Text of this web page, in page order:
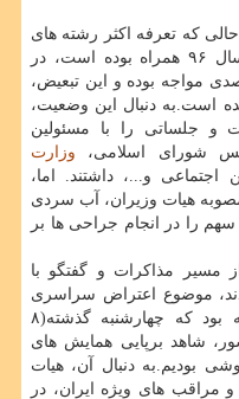
كه تعرفه اكثر رشته های
پزشكی با افزایش چند درصدی در سال ۹۶ همراه بوده است، در
بیهوشی با كاهش ۲۵ درصدی مواجه بوده و این تبعیض،
است.به دنبال این وضعیت،
و جلساتی را با مسئولین
شورای اسلامی، وزارت
اجتماعی و...، داشتند. اما،
هیات وزیران، آب سردی
را در انجام جراحی ها بر
مسیر مذاكرات و گفتگو با
موضوع اعتراض سراسری
در دستور كار قرار گرفت و اینگونه بود كه چهارشنبه گذشته(۸
كشور، شاهد برپایی همایش های
بودیم.به دنبال آن، هیات
مراقب های ویژه ایران، در